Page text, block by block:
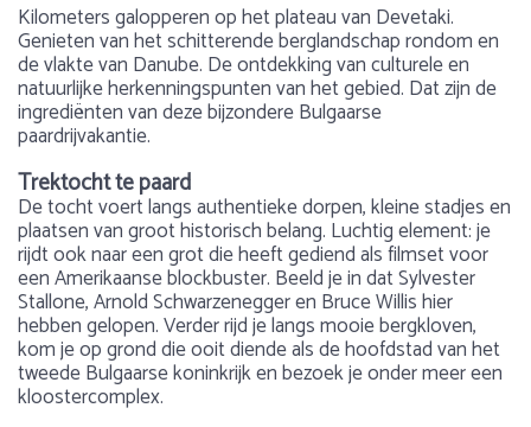
Kilometers galopperen op het plateau van Devetaki.
Genieten van het schitterende berglandschap rondom en
de vlakte van Danube. De ontdekking van culturele en
natuurlijke herkenningspunten van het gebied. Dat zijn de
ingrediënten van deze bijzondere Bulgaarse
paardrijvakantie.
Trektocht te paard
De tocht voert langs authentieke dorpen, kleine stadjes en
plaatsen van groot historisch belang. Luchtig element: je
rijdt ook naar een grot die heeft gediend als filmset voor
een Amerikaanse blockbuster. Beeld je in dat Sylvester
Stallone, Arnold Schwarzenegger en Bruce Willis hier
hebben gelopen. Verder rijd je langs mooie bergkloven,
kom je op grond die ooit diende als de hoofdstad van het
tweede Bulgaarse koninkrijk en bezoek je onder meer een
kloostercomplex.